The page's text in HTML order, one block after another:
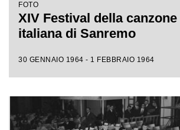
FOTO
XIV Festival della canzone
italiana di Sanremo
30 GENNAIO 1964 - 1 FEBBRAIO 1964